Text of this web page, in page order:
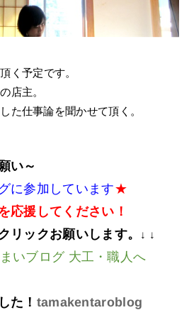
く予定です。
店主。
た仕事論を聞かせて頂く。
い～
に参加しています★
応援してください！
リックお願いします。 ↓ ↓
た！tamakentaroblog